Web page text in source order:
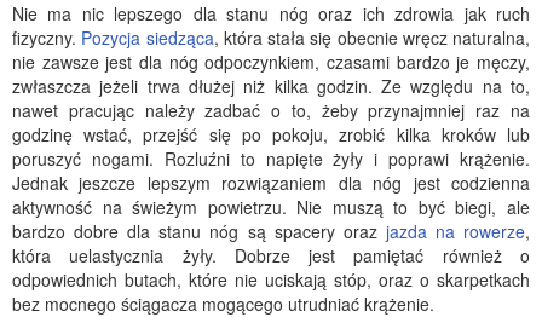
Nie ma nic lepszego dla stanu nóg oraz ich zdrowia jak ruch
fizyczny. Pozycja siedząca, która stała się obecnie wręcz naturalna,
nie zawsze jest dla nóg odpoczynkiem, czasami bardzo je męczy,
zwłaszcza jeżeli trwa dłużej niż kilka godzin. Ze względu na to,
nawet pracując należy zadbać o to, żeby przynajmniej raz na
godzinę wstać, przejść się po pokoju, zrobić kilka kroków lub
poruszyć nogami. Rozluźni to napięte żyły i poprawi krążenie.
Jednak jeszcze lepszym rozwiązaniem dla nóg jest codzienna
aktywność na świeżym powietrzu. Nie muszą to być biegi, ale
bardzo dobre dla stanu nóg są spacery oraz jazda na rowerze,
która uelastycznia żyły. Dobrze jest pamiętać również o
odpowiednich butach, które nie uciskają stóp, oraz o skarpetkach
bez mocnego ściągacza mogącego utrudniać krążenie.